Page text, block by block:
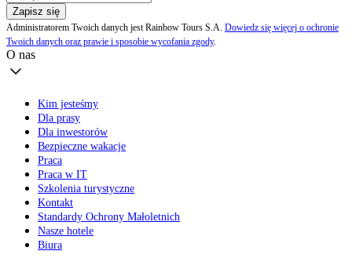
Zapisz się
Administratorem Twoich danych jest Rainbow Tours S.A. Dowiedz się więcej o ochronie
Twoich danych oraz prawie i sposobie wycofania zgody.
O nas
Kim jesteśmy
Dla prasy
Dla inwestorów
Bezpieczne wakacje
Praca
Praca w IT
Szkolenia turystyczne
Kontakt
Standardy Ochrony Małoletnich
Nasze hotele
Biura